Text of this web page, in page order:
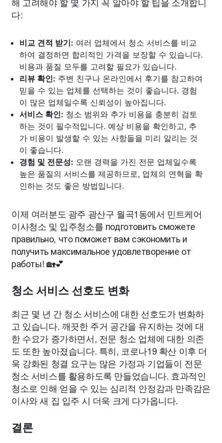
다:
비교 견적 받기: 여러 업체에서 청소 서비스를 비교
하여 결정하면 합리적인 가격을 보장할 수 있습니다.
비용과 품질 모두를 고려할 필요가 있습니다.
리뷰 확인: 주변 친구나 온라인에서 후기를 참고하여
믿을 수 있는 업체를 선택하는 것이 좋습니다. 경험
이 많은 업체일수록 신뢰성이 높아집니다.
서비스 확인: 청소 범위와 추가 비용을 충분히 검토
하는 것이 필수적입니다. 예상 비용을 확인하고, 추
가 비용이 발생할 수 있는 사항들을 미리 알리는 것
이 좋습니다.
경험 및 전문성: 오랜 경력을 가진 전문 업체일수록
높은 품질의 서비스를 제공하므로, 업체의 연혁을 확
인하는 것도 좋은 방법입니다.
이제 여러분도 광주 광산구 월곡1동에서 민트케어
이사청소 및 입주청소를 подготовить сможете
правильно, что поможет вам сэкономить и
получить максимальное удовлетворение от
работы! 🏡💕
청소 서비스 선호도 변화
최근 몇 년 간 청소 서비스에 대한 선호도가 변화하
고 있습니다. 깨끗한 주거 공간을 유지하는 것에 대
한 수요가 증가하면서, 전문 청소 업체에 대한 의존
도 또한 높아졌습니다. 특히, 코로나19 확산 이후 더
욱 강화된 청결 요구는 많은 가정과 기업들이 전문
청소 서비스를 활용하도록 만들었습니다. 효과적인
청소로 인해 얻을 수 있는 심리적 안정감과 만족감은
이사와 새 집 입주 시 더욱 크게 다가옵니다.
결론